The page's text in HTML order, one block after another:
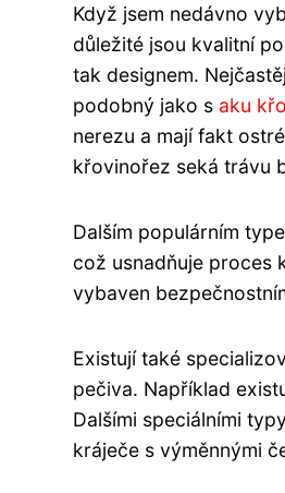
Když jsem nedávno
důležité jsou kvalitní
tak designem.
podobný jako s aku
nerezu a mají fakt
křovinořez seká trávu
Dalším populárním
což usnadňuje proces
vybaven
Existují také
pečiva. Například
Dalšími speciálními
kráječe s výměnnými